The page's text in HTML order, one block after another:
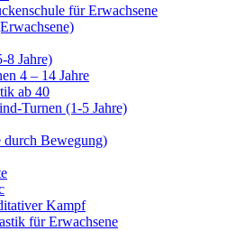
für Erwachsene
8 Jahre)
4 – 14 Jahre
ab 40
Turnen (1-5 Jahre)
Bewegung)
Kampf
für Erwachsene